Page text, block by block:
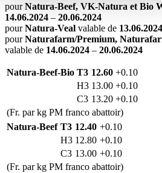
pourNatura-Beef, VK-Natura et Bio
14.06.2024 – 20.06.2024
pourNatura-Veal valable de 13.06.2024
pourNaturafarm/Premium,
valable de 14.06.2024 – 20.06.2024
Natura-Beef-Bio T3 12.60 +0.10
H3 13.00 +0.10
C3 13.20 +0.10
(Fr. par kg PM franco abattoir)
Natura-Beef T3 12.40 +0.10
H3 12.80 +0.10
C3 13.00 +0.10
(Fr. par kg PM franco abattoir)